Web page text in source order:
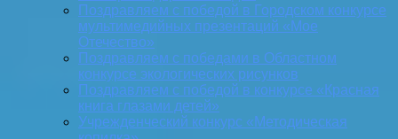
Поздравляем с победой в Городском конкурсе
мультимедийных презентаций «Мое
Отечество»
Поздравляем с победами в Областном
конкурсе экологических рисунков
Поздравляем с победой в конкурсе «Красная
книга глазами детей»
Учрежденческий конкурс «Методическая